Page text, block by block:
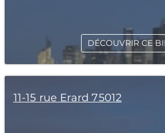
DÉCOUVRIR CE
11-15 rue Erard 75012